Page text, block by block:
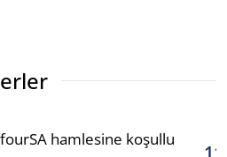
hamlesine koşullu